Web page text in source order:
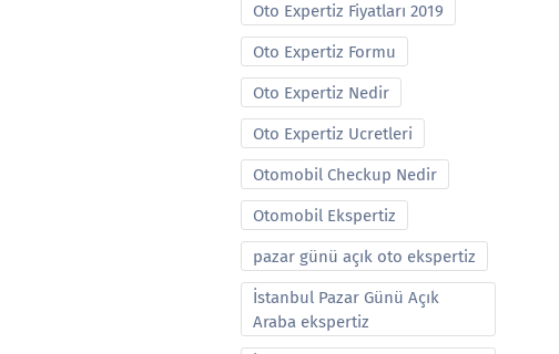
Oto Expertiz Fiyatları 2019
Oto Expertiz Formu
Oto Expertiz Nedir
Oto Expertiz Ucretleri
Otomobil Checkup Nedir
Otomobil Ekspertiz
pazar günü açık oto ekspertiz
İstanbul Pazar Günü Açık
Araba ekspertiz